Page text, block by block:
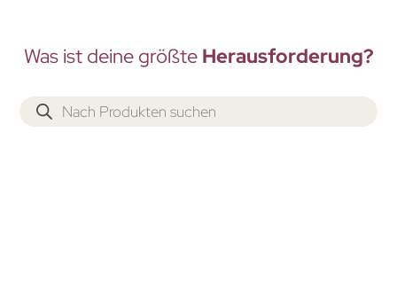
Was ist deine größte Herausforderung?